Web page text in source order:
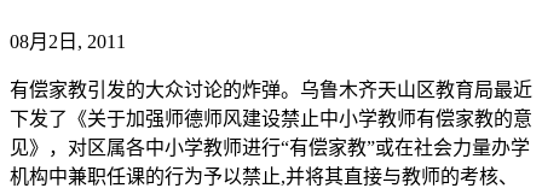
08月2日, 2011
有偿家教引发的大众讨论的炸弹。乌鲁木齐天山区教育局最近
下发了《关于加强师德师风建设禁止中小学教师有偿家教的意
见》，对区属各中小学教师进行“有偿家教”或在社会力量办学
机构中兼职任课的行为予以禁止,并将其直接与教师的考核、